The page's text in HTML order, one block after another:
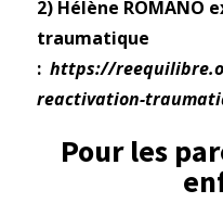
2) Hélène ROMANO
traumatique
: https://
reactivation-
Pour les